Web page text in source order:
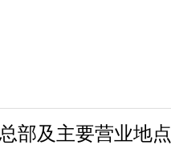
部及主要营业地点